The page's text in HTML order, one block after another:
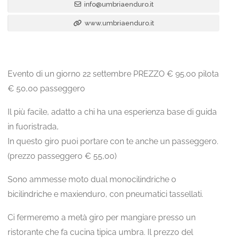
info@umbriaenduro.it
www.umbriaenduro.it
Evento di un giorno 22 settembre PREZZO € 95.00 pilota
€ 50,00 passeggero
Il più facile, adatto a chi ha una esperienza base di guida
in fuoristrada,
In questo giro puoi portare con te anche un passeggero.
(prezzo passeggero € 55,00)
Sono ammesse moto dual monocilindriche o
bicilindriche e maxienduro, con pneumatici tassellati.
Ci fermeremo a metà giro per mangiare presso un
ristorante che fa cucina tipica umbra. Il prezzo del